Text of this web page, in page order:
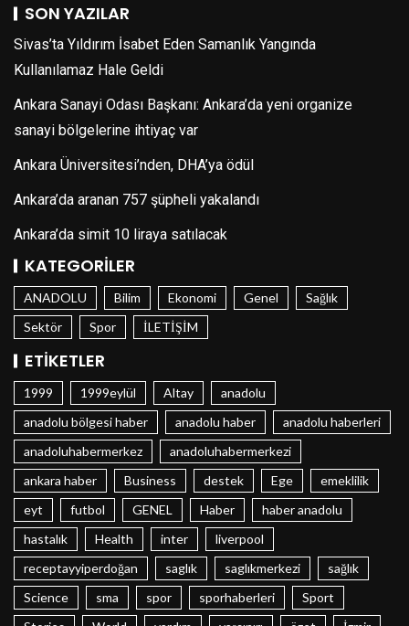
SON YAZILAR
Sivas’ta Yıldırım İsabet Eden Samanlık Yangında
Kullanılamaz Hale Geldi
Ankara Sanayi Odası Başkanı: Ankara’da yeni organize
sanayi bölgelerine ihtiyaç var
Ankara Üniversitesi’nden, DHA’ya ödül
Ankara’da aranan 757 şüpheli yakalandı
Ankara’da simit 10 liraya satılacak
KATEGORILER
ANADOLU Bilim Ekonomi Genel
Sağlık
Sektör
Spor İLETİŞİM
ETIKETLER
1999 1999eylül Altay
anadolu
anadolu bölgesi haber
anadolu haber
anadolu haberleri
anadoluhabermerkez
anadoluhabermerkezi
ankara haber
Business destek Ege
emeklilik
eyt
futbol GENEL Haber
haber anadolu
hastalık
Health inter
liverpool
receptayyiperdoğan
saglık saglıkmerkezi
sağlık
Science
sma spor sporhaberleri
Sport